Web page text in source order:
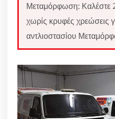
Μεταμόρφωση:
χωρίς κρυφές χρεώσεις
αντλιοστασίου